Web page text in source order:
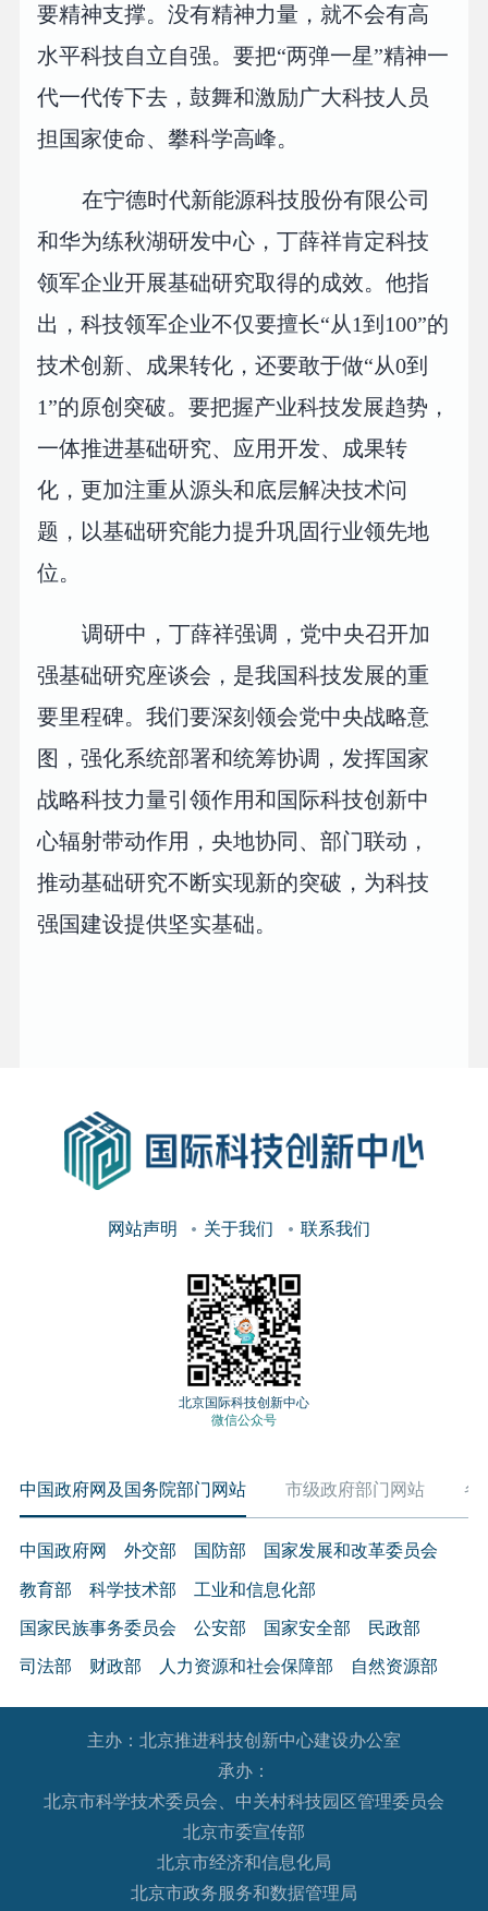
要精神支撑。没有精神力量，就不会有高
水平科技自立自强。要把“两弹一星”精神一
代一代传下去，鼓舞和激励广大科技人员
担国家使命、攀科学高峰。
在宁德时代新能源科技股份有限公司
和华为练秋湖研发中心，丁薛祥肯定科技
领军企业开展基础研究取得的成效。他指
出，科技领军企业不仅要擅长“从1到100”的
技术创新、成果转化，还要敢于做“从0到
1”的原创突破。要把握产业科技发展趋势，
一体推进基础研究、应用开发、成果转
化，更加注重从源头和底层解决技术问
题，以基础研究能力提升巩固行业领先地
位。
调研中，丁薛祥强调，党中央召开加
强基础研究座谈会，是我国科技发展的重
要里程碑。我们要深刻领会党中央战略意
图，强化系统部署和统筹协调，发挥国家
战略科技力量引领作用和国际科技创新中
心辐射带动作用，央地协同、部门联动，
推动基础研究不断实现新的突破，为科技
强国建设提供坚实基础。
网站声明 关于我们 联系我们
北京国际科技创新中心
微信公众号
中国政府网及国务院部门网站 市级政府部门网站 各
中国政府网 外交部 国防部 国家发展和改革委员会
教育部 科学技术部 工业和信息化部
国家民族事务委员会 公安部 国家安全部 民政部
司法部 财政部 人力资源和社会保障部 自然资源部
生态环境部 住房和城乡建设部 交通运输部 水利部
农业农村部 商务部 文化和旅游部
退役军人事务部
国家语言文字工作委员会
国家航天局 国家原子能机构
国家核安全局
主办：北京推进科技创新中心建设办公室
承办：
北京市科学技术委员会、中关村科技园区管理委员会
北京市委宣传部
北京市经济和信息化局
北京市政务服务和数据管理局